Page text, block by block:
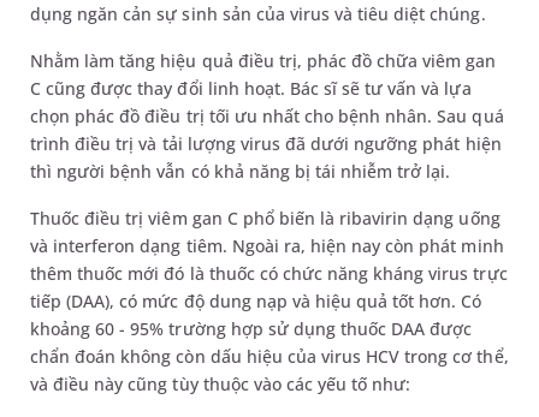
dụng ngăn cản sự sinh sản của virus và tiêu diệt chúng.
Nhằm làm tăng hiệu quả điều trị, phác đồ chữa viêm gan
C cũng được thay đổi linh hoạt. Bác sĩ sẽ tư vấn và lựa
chọn phác đồ điều trị tối ưu nhất cho bệnh nhân. Sau quá
trình điều trị và tải lượng virus đã dưới ngưỡng phát hiện
thì người bệnh vẫn có khả năng bị tái nhiễm trở lại.
Thuốc điều trị viêm gan C phổ biến là ribavirin dạng uống
và interferon dạng tiêm. Ngoài ra, hiện nay còn phát minh
thêm thuốc mới đó là thuốc có chức năng kháng virus trực
tiếp (DAA), có mức độ dung nạp và hiệu quả tốt hơn. Có
khoảng 60 - 95% trường hợp sử dụng thuốc DAA được
chẩn đoán không còn dấu hiệu của virus HCV trong cơ thể,
và điều này cũng tùy thuộc vào các yếu tố như: